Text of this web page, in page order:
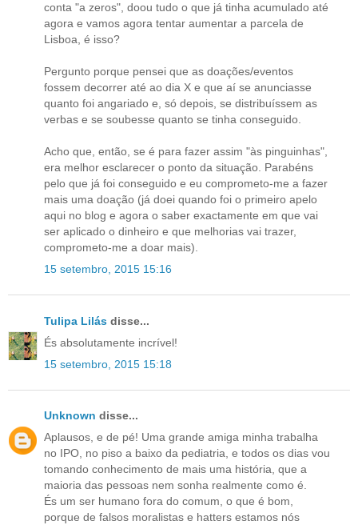
conta "a zeros", doou tudo o que já tinha acumulado até
agora e vamos agora tentar aumentar a parcela de
Lisboa, é isso?
Pergunto porque pensei que as doações/eventos
fossem decorrer até ao dia X e que aí se anunciasse
quanto foi angariado e, só depois, se distribuíssem as
verbas e se soubesse quanto se tinha conseguido.
Acho que, então, se é para fazer assim "às pinguinhas",
era melhor esclarecer o ponto da situação. Parabéns
pelo que já foi conseguido e eu comprometo-me a fazer
mais uma doação (já doei quando foi o primeiro apelo
aqui no blog e agora o saber exactamente em que vai
ser aplicado o dinheiro e que melhorias vai trazer,
comprometo-me a doar mais).
15 setembro, 2015 15:16
Tulipa Lilás disse...
És absolutamente incrível!
15 setembro, 2015 15:18
Unknown disse...
Aplausos, e de pé! Uma grande amiga minha trabalha
no IPO, no piso a baixo da pediatria, e todos os dias vou
tomando conhecimento de mais uma história, que a
maioria das pessoas nem sonha realmente como é.
És um ser humano fora do comum, o que é bom,
porque de falsos moralistas e hatters estamos nós